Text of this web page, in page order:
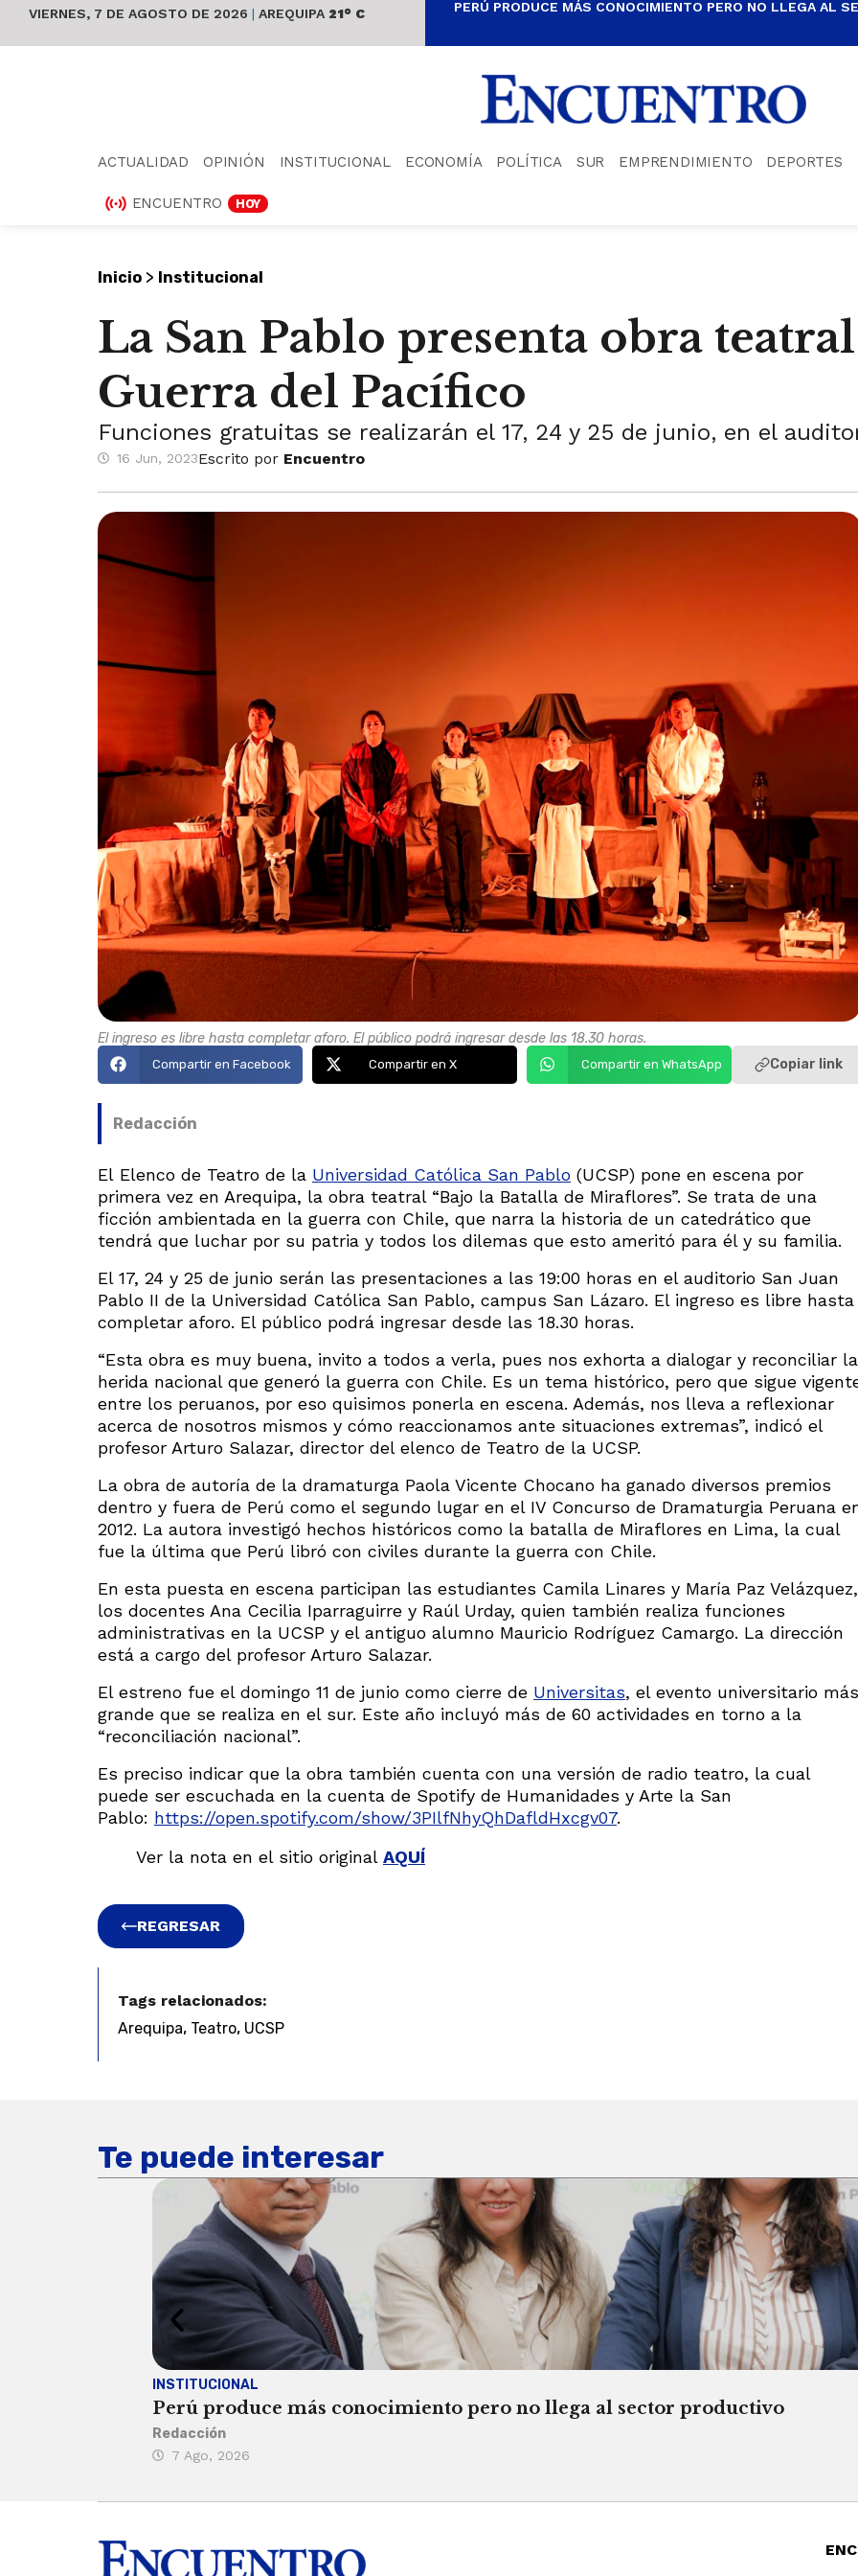
VIERNES, 7 DE AGOSTO DE 2026 | AREQUIPA 21° C PERÚ PRODUCE MÁS CONOCIMIENTO PERO NO LLEGA AL
ACTUALIDAD OPINIÓN INSTITUCIONAL ECONOMÍA POLÍTICA SUR EMPRENDIMIENTO DEPORTES
ENCUENTRO HOY
Inicio > Institucional
La San Pablo presenta obra
Guerra del Pacífico
Funciones gratuitas se realizarán el 17, 24 y 25 de junio, en el
16 Jun, 2023Escrito por Encuentro
El ingreso es libre hasta completar aforo. El público podrá ingresar desde las 18.30 horas.
Compartir en Facebook Compartir en X Compartir en WhatsApp Copiar link
Redacción
El Elenco de Teatro de la Universidad Católica San Pablo (UCSP) pone en escena por
primera vez en Arequipa, la obra teatral “Bajo la Batalla de Miraflores”. Se trata de una
ficción ambientada en la guerra con Chile, que narra la historia de un catedrático que
tendrá que luchar por su patria y todos los dilemas que esto ameritó para él y su familia.
El 17, 24 y 25 de junio serán las presentaciones a las 19:00 horas en el auditorio San Juan
Pablo II de la Universidad Católica San Pablo, campus San Lázaro. El ingreso es libre hasta
completar aforo. El público podrá ingresar desde las 18.30 horas.
“Esta obra es muy buena, invito a todos a verla, pues nos exhorta a dialogar y reconciliar la
herida nacional que generó la guerra con Chile. Es un tema histórico, pero que sigue
entre los peruanos, por eso quisimos ponerla en escena. Además, nos lleva a reflexionar
acerca de nosotros mismos y cómo reaccionamos ante situaciones extremas”, indicó el
profesor Arturo Salazar, director del elenco de Teatro de la UCSP.
La obra de autoría de la dramaturga Paola Vicente Chocano ha ganado diversos premios
dentro y fuera de Perú como el segundo lugar en el IV Concurso de Dramaturgia Peruana
2012. La autora investigó hechos históricos como la batalla de Miraflores en Lima, la cual
fue la última que Perú libró con civiles durante la guerra con Chile.
En esta puesta en escena participan las estudiantes Camila Linares y María Paz Velázquez,
los docentes Ana Cecilia Iparraguirre y Raúl Urday, quien también realiza funciones
administrativas en la UCSP y el antiguo alumno Mauricio Rodríguez Camargo. La dirección
está a cargo del profesor Arturo Salazar.
El estreno fue el domingo 11 de junio como cierre de Universitas, el evento universitario más
grande que se realiza en el sur. Este año incluyó más de 60 actividades en torno a la
“reconciliación nacional”.
Es preciso indicar que la obra también cuenta con una versión de radio teatro, la cual
puede ser escuchada en la cuenta de Spotify de Humanidades y Arte la San
Pablo: https://open.spotify.com/show/3PIlfNhyQhDafldHxcgv07.
Ver la nota en el sitio original AQUÍ
REGRESAR
Tags relacionados:
Arequipa, Teatro, UCSP
Te puede interesar
INSTITUCIONAL
Perú produce más conocimiento pero no llega al sector productivo
Redacción
7 Ago, 2026